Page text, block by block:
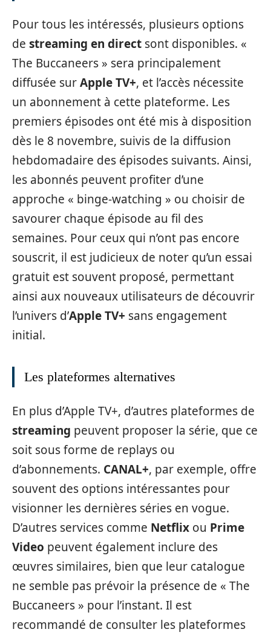
Pour tous les intéressés, plusieurs options
de streaming en direct sont disponibles. «
The Buccaneers » sera principalement
diffusée surApple TV+, et l’accès nécessite
un abonnement à cette plateforme. Les
premiers épisodes ont été mis à disposition
dès le 8 novembre, suivis de la diffusion
hebdomadaire des épisodes suivants. Ainsi,
les abonnés peuvent profiter d’une
approche « binge-watching » ou choisir de
savourer chaque épisode au fil des
semaines. Pour ceux qui n’ont pas encore
souscrit, il est judicieux de noter qu’un essai
gratuit est souvent proposé, permettant
ainsi aux nouveaux utilisateurs de découvrir
l’univers d’Apple TV+ sans engagement
initial.
Les plateformes alternatives
En plus d’Apple TV+, d’autres plateformes de
streaming peuvent proposer la série, que ce
soit sous forme de replays ou
d’abonnements. CANAL+, par exemple, offre
souvent des options intéressantes pour
visionner les dernières séries en vogue.
D’autres services comme Netflix ou Prime
Video peuvent également inclure des
œuvres similaires, bien que leur catalogue
ne semble pas prévoir la présence de « The
Buccaneers » pour l’instant. Il est
recommandé de consulter les plateformes